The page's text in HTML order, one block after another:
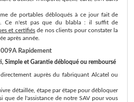
de portables débloqués à ce jour fait de
Ce n'est pas que du blabla : il suffit de
et certifiésde nos clients pour constater la
après année.
Rapidement
Simple et Garantie débloqué ou remboursé
auprès du fabriquant Alcatel ou
détaillée, étape par étape pour débloquer
que de l'assistance de notre SAV pour vous